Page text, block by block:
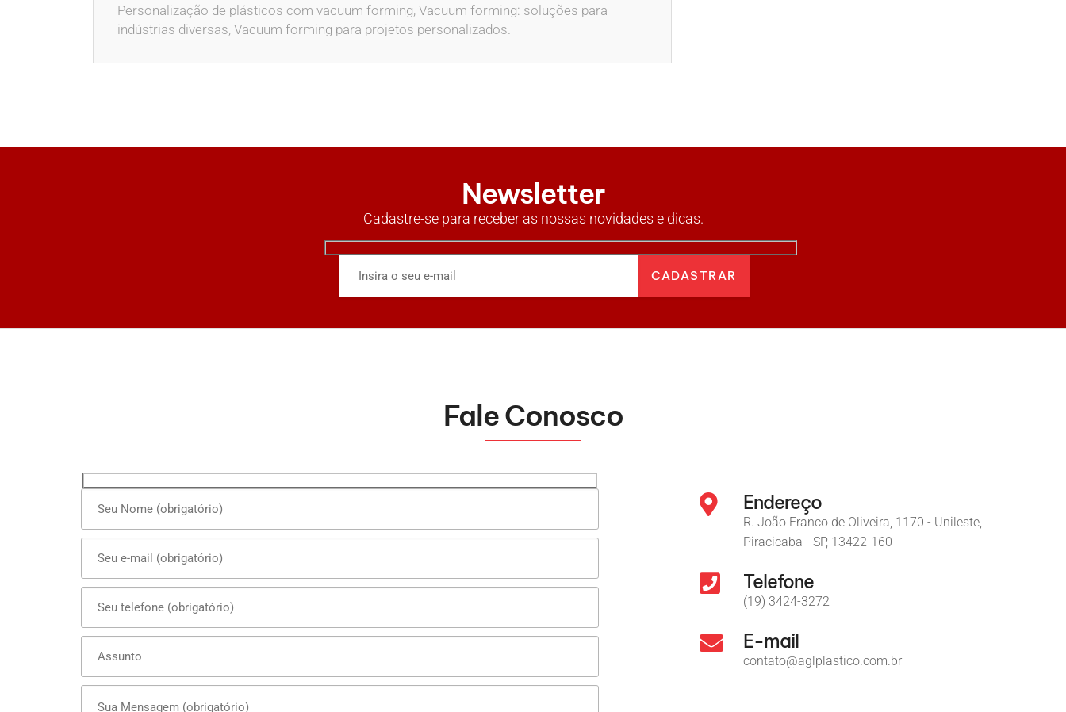
Personalização de plásticos com vacuum forming, Vacuum forming: soluções para
indústrias diversas, Vacuum forming para projetos personalizados.
Newsletter
Cadastre-se para receber as nossas novidades e dicas.
Fale Conosco
Endereço
R. João Franco de Oliveira, 1170 - Unileste,
Piracicaba - SP, 13422-160
Telefone
(19) 3424-3272
E-mail
contato@aglplastico.com.br